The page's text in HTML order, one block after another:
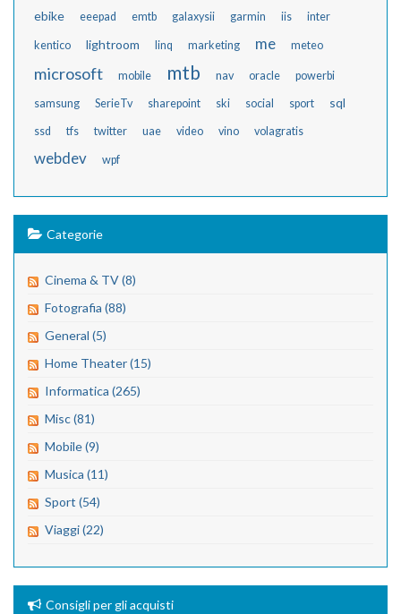
ebike eeepad emtb galaxysii garmin iis inter
kentico lightroom linq marketing me meteo
microsoft mobile mtb nav oracle powerbi
samsung SerieTv sharepoint ski social sport sql
ssd tfs twitter uae video vino volagratis
webdev wpf
Categorie
Cinema & TV (8)
Fotografia (88)
General (5)
Home Theater (15)
Informatica (265)
Misc (81)
Mobile (9)
Musica (11)
Sport (54)
Viaggi (22)
Consigli per gli acquisti